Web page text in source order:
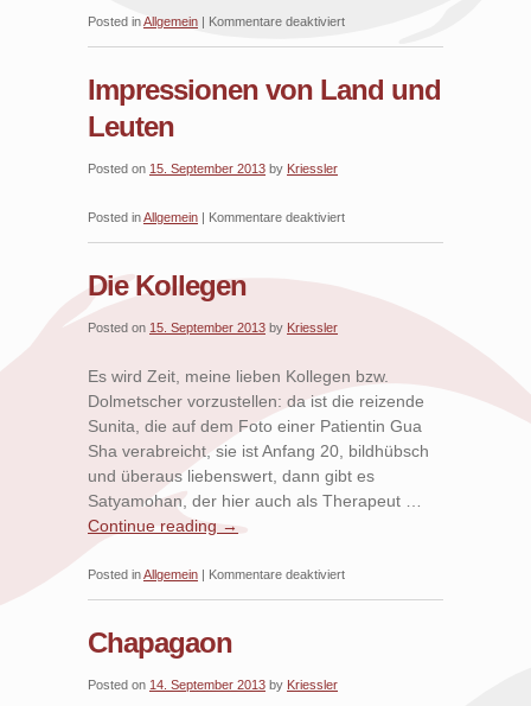
Posted inAllgemein | Kommentare deaktiviertfür
Der
über
Impressionen von Land und
Leuten
Posted on 15. September 2013 by Kriessler
Posted inAllgemein | Kommentare deaktiviertfür
Impressionen
Die Kollegen
Posted on 15. September 2013 by Kriessler
Es wird Zeit, meine lieben Kollegen bzw.
Dolmetscher vorzustellen: da ist die reizende
Sunita, die auf dem Foto einer Patientin Gua
Sha verabreicht, sie ist Anfang 20, bildhübsch
und überaus liebenswert, dann gibt es
Satyamohan, der hier auch als Therapeut …
Continue reading →
Posted inAllgemein | Kommentare deaktiviertfür
Die
Chapagaon
Posted on 14. September 2013 by Kriessler